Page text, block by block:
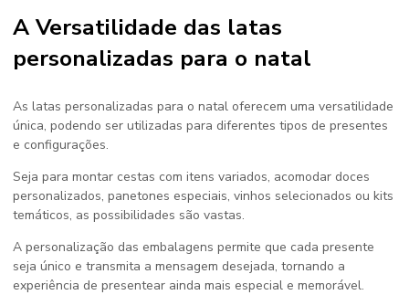
A Versatilidade das latas
personalizadas para o natal
As latas personalizadas para o natal oferecem uma versatilidade
única, podendo ser utilizadas para diferentes tipos de presentes
e configurações.
Seja para montar cestas com itens variados, acomodar doces
personalizados, panetones especiais, vinhos selecionados ou kits
temáticos, as possibilidades são vastas.
A personalização das embalagens permite que cada presente
seja único e transmita a mensagem desejada, tornando a
experiência de presentear ainda mais especial e memorável.